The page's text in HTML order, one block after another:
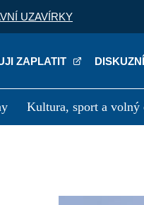
UZAVÍRKY
ZAPLATIT
Kultura, sport a volný